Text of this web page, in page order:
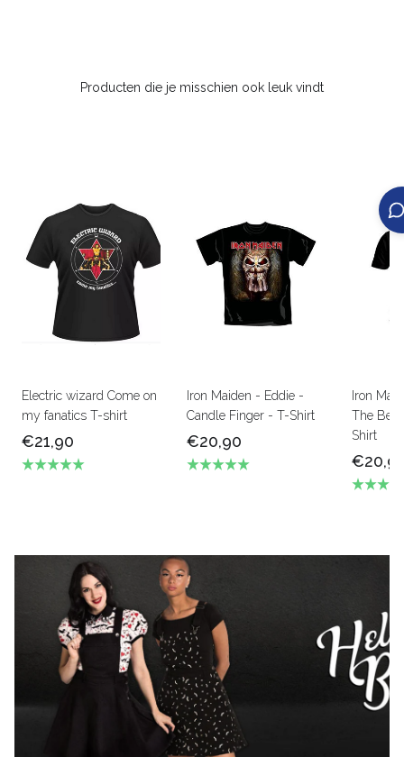
Producten die je misschien ook leuk vindt
Electric wizard Come on
my fanatics T-shirt
€21,90
Iron Maiden - Eddie -
Candle Finger - T-Shirt
€20,90
Iron
The
Shirt